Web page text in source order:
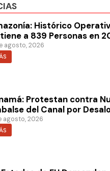
Histórico
a 839 Personas en
agosto, 2026
Protestan contra
del Canal por
agosto, 2026